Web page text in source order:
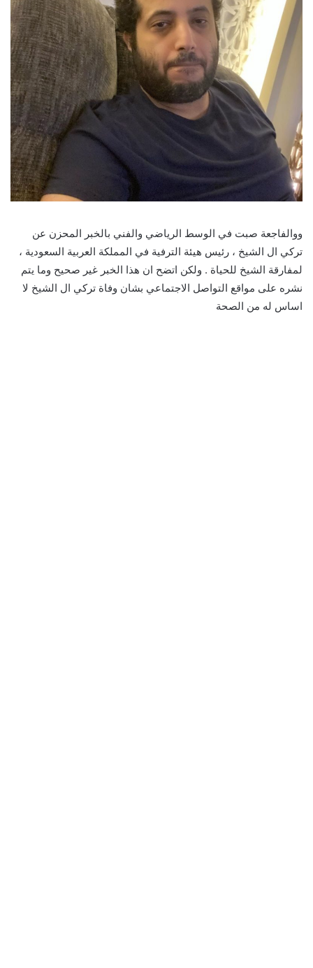
ووالفاجعة صبت في الوسط الرياضي والفني بالخبر المحزن عن
تركي ال الشيخ ، رئيس هيئة الترفية في المملكة العربية السعودية ،
لمفارقة الشيخ للحياة . ولكن اتضح ان هذا الخبر غير صحيح وما يتم
نشره على مواقع التواصل الاجتماعي بشان وفاة تركي ال الشيخ لا
اساس له من الصحة